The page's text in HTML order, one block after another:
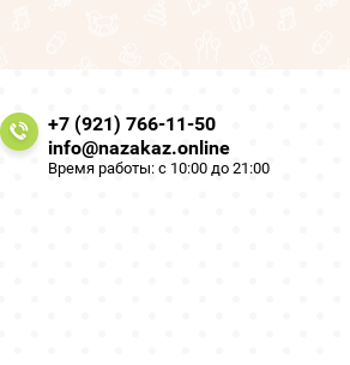
+7 (921) 766-11-50
info@nazakaz.online
Время работы: с 10:00 до 21:00